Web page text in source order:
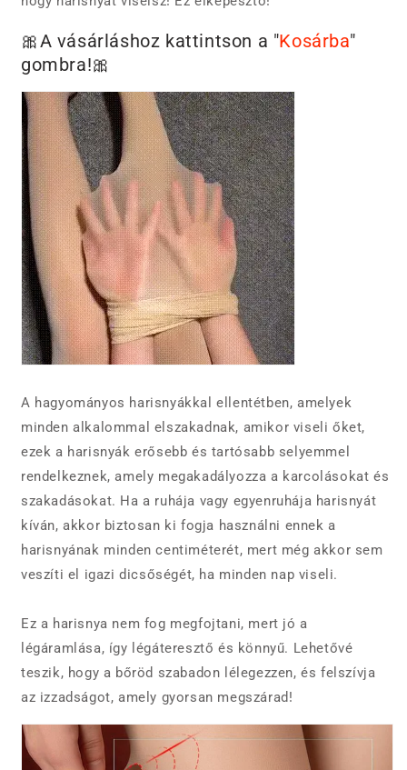
🎀A vásárláshoz kattintson a "Kosárba"
gombra!🎀
A hagyományos harisnyákkal ellentétben, amelyek
minden alkalommal elszakadnak, amikor viseli őket,
ezek a harisnyák erősebb és tartósabb selyemmel
rendelkeznek, amely megakadályozza a karcolásokat és
szakadásokat. Ha a ruhája vagy egyenruhája harisnyát
kíván, akkor biztosan ki fogja használni ennek a
harisnyának minden centiméterét, mert még akkor sem
veszíti el igazi dicsőségét, ha minden nap viseli.
Ez a harisnya nem fog megfojtani, mert jó a
légáramlása, így légáteresztő és könnyű. Lehetővé
teszik, hogy a bőröd szabadon lélegezzen, és felszívja
az izzadságot, amely gyorsan megszárad!